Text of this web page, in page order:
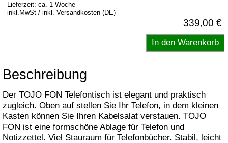
- Lieferzeit: ca. 1 Woche
- inkl.MwSt / inkl. Versandkosten (DE)
339,00 €
Beschreibung
Der TOJO FON Telefontisch ist elegant und praktisch
zugleich. Oben auf stellen Sie Ihr Telefon, in dem kleinen
Kasten können Sie Ihren Kabelsalat verstauen. TOJO
FON ist eine formschöne Ablage für Telefon und
Notizzettel. Viel Stauraum für Telefonbücher. Stabil, leicht